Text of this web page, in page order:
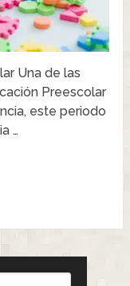
Una de las
Preescolar
este periodo
…